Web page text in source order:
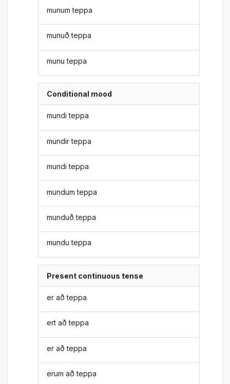
munum teppa
munuð teppa
munu teppa
Conditional mood
mundi teppa
mundir teppa
mundi teppa
mundum teppa
munduð teppa
mundu teppa
Present continuous tense
er að teppa
ert að teppa
er að teppa
erum að teppa